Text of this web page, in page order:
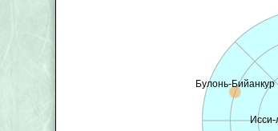
Булонь-Бийанкур